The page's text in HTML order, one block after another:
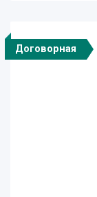
Договорная